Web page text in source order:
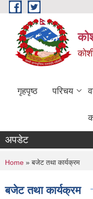
Skip to main content
गृहपृष्ठ परिचय
अपडेट
You are here
Home » बजेट तथा कार्यक्रम
बजेट तथा कार्यक्रम